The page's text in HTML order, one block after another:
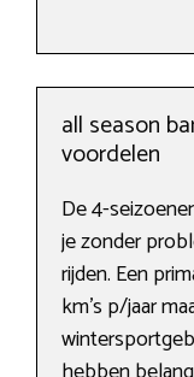
all season
voordelen
De 4-
je zonder
rijden. Een
km’s p/jaar